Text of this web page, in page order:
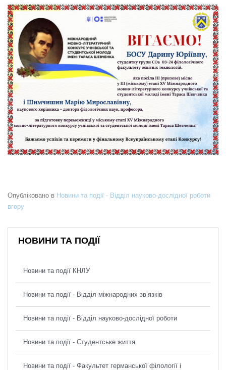
Опубліковано в Новини та події - Відділ науково-дослідної роботи
вгору
НОВИНИ ТА ПОДІЇ
Новини та події КНЛУ
Новини та події - Відділ міжнародних зв’язків
Новини та події - Відділ науково-дослідної роботи
Новини та події - Студентське життя
Новини та події - Факультет германської філології і